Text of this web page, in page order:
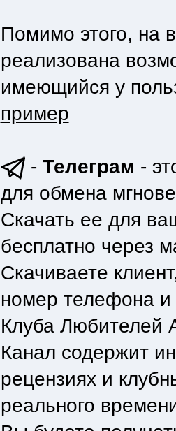
Помимо этого, на
реализована
имеющийся у
пример
- Телеграм -
для обмена
Скачать ее для
бесплатно через
Скачиваете
номер телефона
Клуба Любителей
Канал содержит
рецензиях и
реального